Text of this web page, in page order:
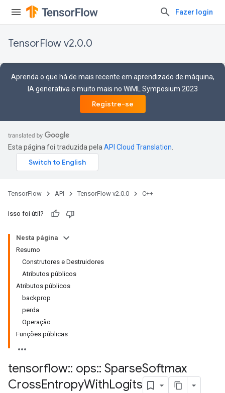
Fazer login
TensorFlow v2.0.0
Aprenda o que há de mais recente em aprendizado de máquina,
IA generativa e muito mais no WiML Symposium 2023
Registre-se
Esta página foi traduzida pela API Cloud Translation
TensorFlow API TensorFlow v2.0.0 C++
Isso foi útil?
Nesta página
Resumo
Construtores e Destruidores
Atributos públicos
Atributos públicos
backprop
perda
Operação
Funções públicas
tensorflow:: ops:: SparseSoftmax
CrossEntropyWithLogits